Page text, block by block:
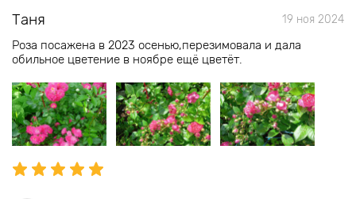
Таня 19 ноя 2024
Роза посажена в 2023 осенью,перезимовала и дала
обильное цветение в ноябре ещё цветёт.